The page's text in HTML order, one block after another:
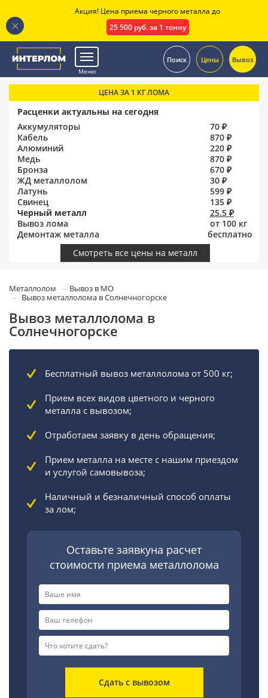
Меню
Поиск Цены Вывоз
ЦЕНА ЗА 1 КГ ЛОМА
Расценки актуальны на сегодня
Аккумуляторы
70 ₽
Кабель
870 ₽
Алюминий
220 ₽
Медь
870 ₽
Бронза
670 ₽
ЖД металлолом
30 ₽
Латунь
599 ₽
Свинец
135 ₽
Черный металл
25.5 ₽
Вывоз лома
от 100 кг
Демонтаж металла
бесплатно
Смотреть все цены на металл
Металлолом
Вывоз в МО
Вывоз металлолома в Солнечногорске
Вывоз металлолома в
Солнечногорске
Бесплатный вывоз металлолома от 500 кг;
Прием всех видов цветного и черного
металла с вывозом;
Отработаем заявку в день обращения;
Прием металла на месте с нашим приездом
и услугой самовывоза;
Наличный и безналичный способ оплаты
за лом;
Оставьте заявкуна расчет
стоимости приема металлолома
Сдать с вывозом
Акция! Цена приема черного металла до
25 500 руб. за 1 тонну
.